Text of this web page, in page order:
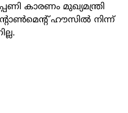
കാരണം മുഖ്യമന്ത്രി
ഹൗസില്‍ നിന്ന്